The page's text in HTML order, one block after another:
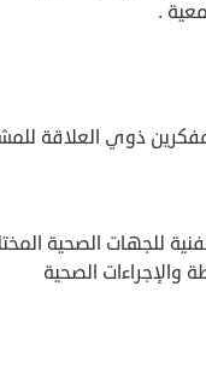
.
ذوي العلاقة
للجهات الصحية
والإجراءات الصحية